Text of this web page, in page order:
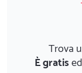
Trova
È gratis